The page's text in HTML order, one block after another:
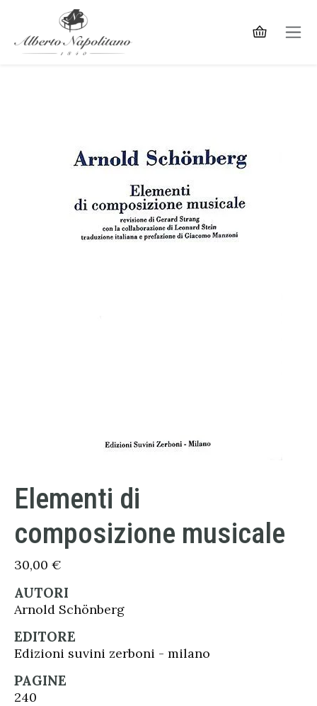
Elementi di
composizione musicale
30,00 €
AUTORI
Arnold Schönberg
EDITORE
Edizioni suvini zerboni - milano
PAGINE
240